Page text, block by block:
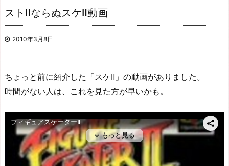
ストⅡならぬスケⅡ動画
2010年3月8日
ちょっと前に紹介した「スケⅡ」の動画がありました。
時間がない人は、これを見た方が早いかも。